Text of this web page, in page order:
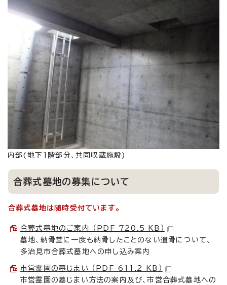
内部(地下1階部分、共同収蔵施設)
合葬式墓地の募集について
合葬式墓地は随時受付ています。
合葬式墓地のご案内 （PDF 720.5 KB）
墓地、納骨堂に一度も納骨したことのない遺骨について、
多治見市合葬式墓地への申し込み案内
市営霊園の墓じまい （PDF 611.2 KB）
市営霊園の墓じまい方法の案内及び、市営合葬式墓地への